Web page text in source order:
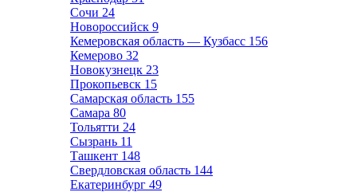
Сочи 24
Новороссийск 9
Кемеровская область — Кузбасс 156
Кемерово 32
Новокузнецк 23
Прокопьевск 15
Самарская область 155
Самара 80
Тольятти 24
Сызрань 11
Ташкент 148
Свердловская область 144
Екатеринбург 49